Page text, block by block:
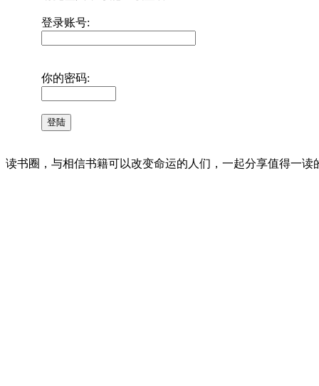
登录账号:
你的密码:
读书圈，与相信书籍可以改变命运的人们，一起分享值得一读